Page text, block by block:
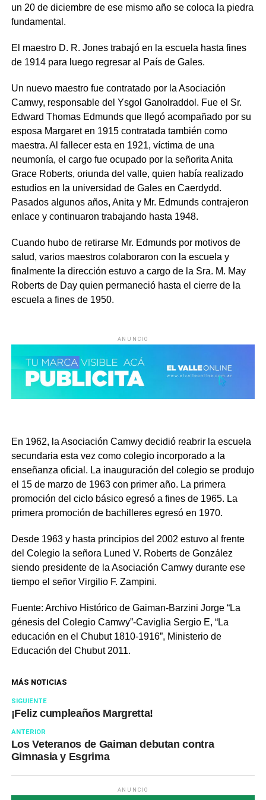
un 20 de diciembre de ese mismo año se coloca la piedra
fundamental.
El maestro D. R. Jones trabajó en la escuela hasta fines
de 1914 para luego regresar al País de Gales.
Un nuevo maestro fue contratado por la Asociación
Camwy, responsable del Ysgol Ganolraddol. Fue el Sr.
Edward Thomas Edmunds que llegó acompañado por su
esposa Margaret en 1915 contratada también como
maestra. Al fallecer esta en 1921, víctima de una
neumonía, el cargo fue ocupado por la señorita Anita
Grace Roberts, oriunda del valle, quien había realizado
estudios en la universidad de Gales en Caerdydd.
Pasados algunos años, Anita y Mr. Edmunds contrajeron
enlace y continuaron trabajando hasta 1948.
Cuando hubo de retirarse Mr. Edmunds por motivos de
salud, varios maestros colaboraron con la escuela y
finalmente la dirección estuvo a cargo de la Sra. M. May
Roberts de Day quien permaneció hasta el cierre de la
escuela a fines de 1950.
ANUNCIO
En 1962, la Asociación Camwy decidió reabrir la escuela
secundaria esta vez como colegio incorporado a la
enseñanza oficial. La inauguración del colegio se produjo
el 15 de marzo de 1963 con primer año. La primera
promoción del ciclo básico egresó a fines de 1965. La
primera promoción de bachilleres egresó en 1970.
Desde 1963 y hasta principios del 2002 estuvo al frente
del Colegio la señora Luned V. Roberts de González
siendo presidente de la Asociación Camwy durante ese
tiempo el señor Virgilio F. Zampini.
Fuente: Archivo Histórico de Gaiman-Barzini Jorge “La
génesis del Colegio Camwy”-Caviglia Sergio E, “La
educación en el Chubut 1810-1916”, Ministerio de
Educación del Chubut 2011.
MÁS NOTICIAS
SIGUIENTE
¡Feliz cumpleaños Margretta!
ANTERIOR
Los Veteranos de Gaiman debutan contra
Gimnasia y Esgrima
ANUNCIO